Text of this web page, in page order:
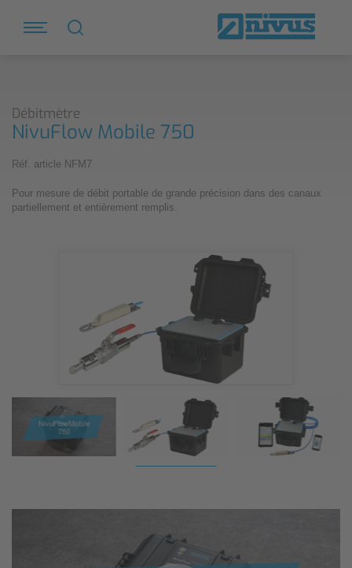
Débitmètre
NivuFlow Mobile 750
Réf. article NFM7
Pour mesure de débit portable de grande précision dans des canaux
partiellement et entièrement remplis.